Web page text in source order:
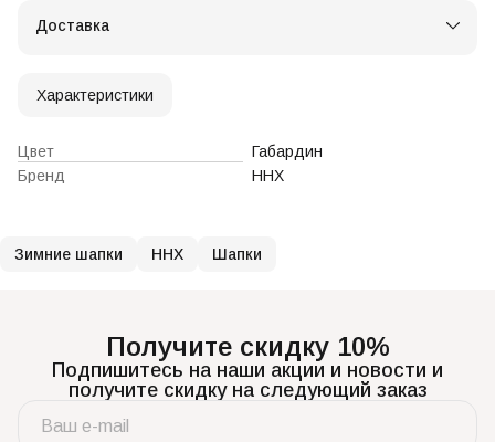
Доставка
Характеристики
Цвет
Габардин
Бренд
ННХ
Зимние шапки ННХ Шапки
Получите скидку 10%
Подпишитесь на наши акции и новости и
получите скидку на следующий заказ